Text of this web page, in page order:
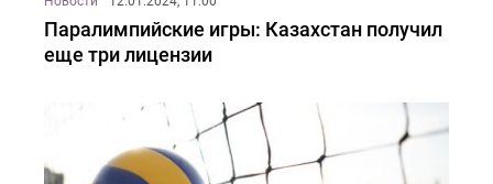
Паралимпийские игры: Казахстан получил
еще три лицензии